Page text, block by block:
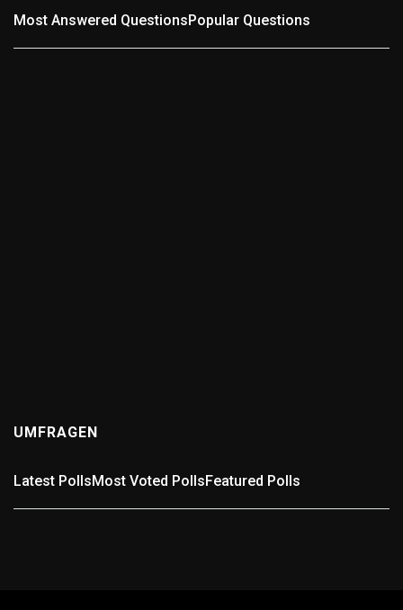
Most Answered QuestionsPopular Questions
UMFRAGEN
Latest PollsMost Voted PollsFeatured Polls